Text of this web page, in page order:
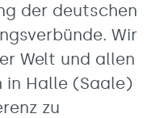
der deutschen
Wir
Welt und allen
in Halle (Saale)
zu